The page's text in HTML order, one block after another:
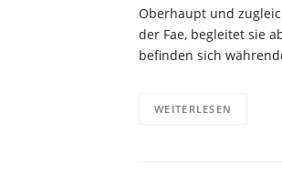
Oberhaupt und
der Fae, begleitet sie
befinden sich
WEITERLESEN